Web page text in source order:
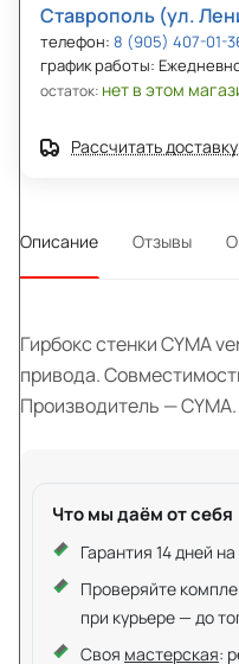
Ставрополь (ул.
телефон: 8 (905) 407-01-
график работы:
остаток: нет в этом
Рассчитать доставку
Описание Отзывы
Гирбокс стенки CYMA
привода.
Производитель —
Что мы даём от себя
Гарантия 14 дней
Проверяйте
при курьере — до
Своя мастерская: